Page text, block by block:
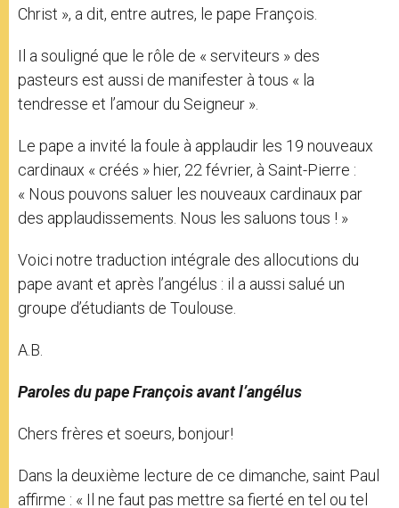
Christ », a dit, entre autres, le pape François.
Il a souligné que le rôle de « serviteurs » des
pasteurs est aussi de manifester à tous « la
tendresse et l’amour du Seigneur ».
Le pape a invité la foule à applaudir les 19 nouveaux
cardinaux « créés » hier, 22 février, à Saint-Pierre :
« Nous pouvons saluer les nouveaux cardinaux par
des applaudissements. Nous les saluons tous ! »
Voici notre traduction intégrale des allocutions du
pape avant et après l’angélus : il a aussi salué un
groupe d’étudiants de Toulouse.
A.B.
Paroles du pape François avant l’angélus
Chers frères et soeurs, bonjour!
Dans la deuxième lecture de ce dimanche, saint Paul
affirme : « Il ne faut pas mettre sa fierté en tel ou tel